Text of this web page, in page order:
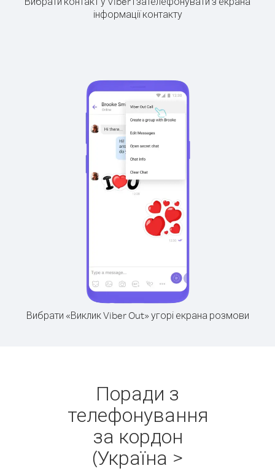
інформації контакту
Вибрати «Виклик Viber Out» угорі екрана розмови
Поради з
телефонування
за кордон
(Україна >